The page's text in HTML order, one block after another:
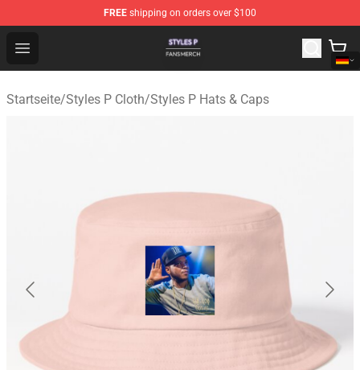
FREE shipping on orders over $100
Open menu
Styles P Shop - Official Styles P Merchandise Store
Startseite/Styles P Cloth/Styles P Hats & Caps